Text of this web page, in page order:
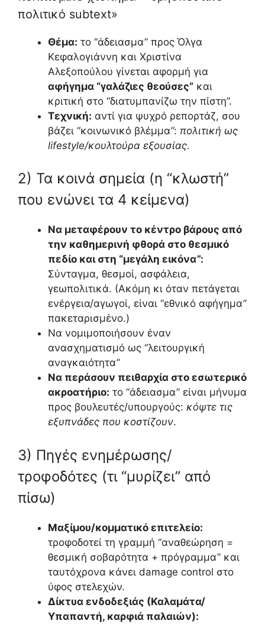
πολιτικό subtext»
Θέμα: το “άδειασμα” προς Όλγα
Κεφαλογιάννη και Χριστίνα
Αλεξοπούλου γίνεται αφορμή για
αφήγημα “γαλάζιες θεούσες” και
κριτική στο “διατυμπανίζω την πίστη”.
Τεχνική: αντί για ψυχρό ρεπορτάζ, σου
βάζει “κοινωνικό βλέμμα”: πολιτική ως
lifestyle/κουλτούρα εξουσίας.
2) Τα κοινά σημεία (η “κλωστή”
που ενώνει τα 4 κείμενα)
Να μεταφέρουν το κέντρο βάρους από
την καθημερινή φθορά στο θεσμικό
πεδίο και στη “μεγάλη εικόνα”:
Σύνταγμα, θεσμοί, ασφάλεια,
γεωπολιτικά. (Ακόμη κι όταν πετάγεται
ενέργεια/αγωγοί, είναι “εθνικό αφήγημα”
πακεταρισμένο.)
Να νομιμοποιήσουν έναν
ανασχηματισμό ως “λειτουργική
αναγκαιότητα”
Να περάσουν πειθαρχία στο εσωτερικό
ακροατήριο: το “άδειασμα” είναι μήνυμα
προς βουλευτές/υπουργούς: κόψτε τις
εξυπνάδες που κοστίζουν.
3) Πηγές ενημέρωσης/
τροφοδότες (τι “μυρίζει” από
πίσω)
Μαξίμου/κομματικό επιτελείο:
τροφοδοτεί τη γραμμή “αναθεώρηση =
θεσμική σοβαρότητα + πρόγραμμα” και
ταυτόχρονα κάνει damage control στο
ύφος στελεχών.
Δίκτυα ενδοδεξιάς (Καλαμάτα/
Υπαπαντή, καρφιά παλαιών):